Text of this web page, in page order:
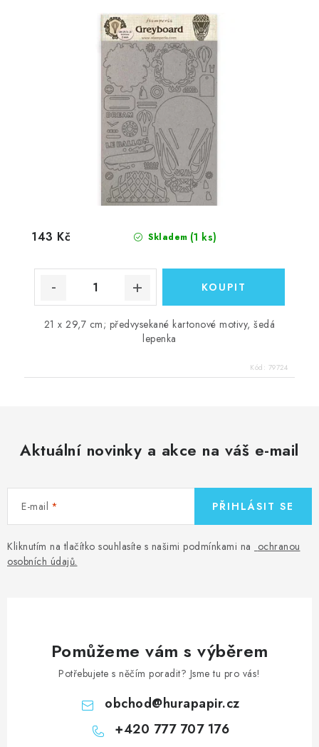
Skladem (1 ks)
143 Kč
21 x 29,7 cm; předvysekané kartonové motivy, šedá
lepenka
Kód: 79724
Aktuální novinky a akce na váš e-mail
E-mail
Kliknutím na tlačítko souhlasíte s našimi podmínkami na ochranou
osobních údajů.
PŘIHLÁSIT SE
Pomůžeme vám s výběrem
Potřebujete s něčím poradit? Jsme tu pro vás!
obchod@hurapapir.cz
+420 777 707 176